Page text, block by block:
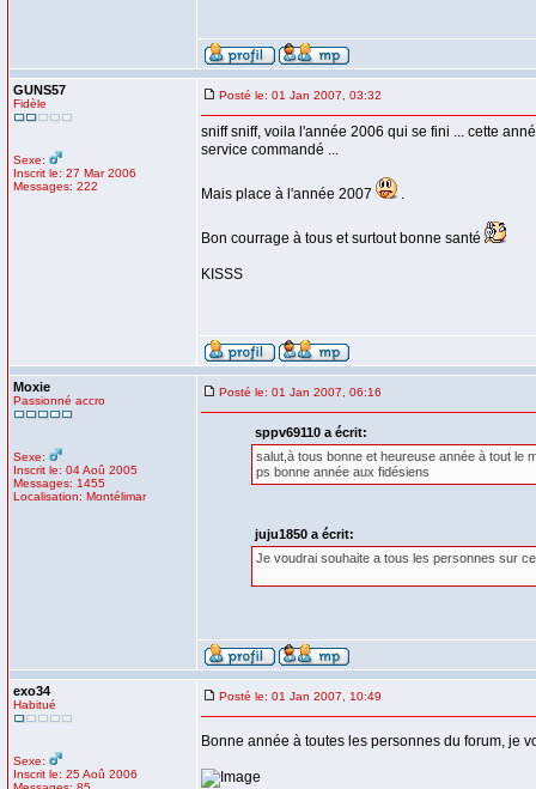
GUNS57
Fidèle
Sexe:
Inscrit le: 27 Mar 2006
Messages: 222
Posté le: 01 Jan 2007, 03:32
sniff sniff, voila l'année 2006 qui se fini ... cette
service commandé ...
Mais place à l'année 2007 .
Bon courrage à tous et surtout bonne santé
KISSS
Moxie
Passionné accro
Sexe:
Inscrit le: 04 Aoû 2005
Messages: 1455
Localisation: Montélimar
Posté le: 01 Jan 2007, 06:16
sppv69110 a écrit:
salut,à tous bonne et heureuse année à tout le
ps bonne année aux fidésiens
juju1850 a écrit:
Je voudrai souhaite a tous les personnes sur
exo34
Habitué
Sexe:
Inscrit le: 25 Aoû 2006
Posté le: 01 Jan 2007, 10:49
Bonne année à toutes les personnes du forum, je